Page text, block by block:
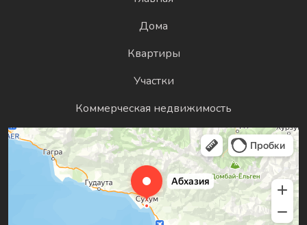
Дома
Квартиры
Участки
Коммерческая недвижимость